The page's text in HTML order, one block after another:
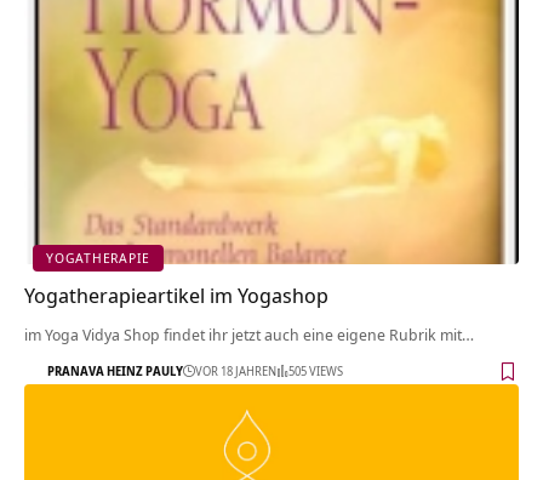
YOGATHERAPIE
Yogatherapieartikel im Yogashop
im Yoga Vidya Shop findet ihr jetzt auch eine eigene Rubrik mit…
PRANAVA HEINZ PAULY VOR 18 JAHREN 505 VIEWS